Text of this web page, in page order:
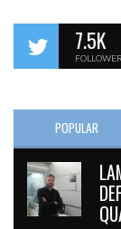
7.5K
POPULAR